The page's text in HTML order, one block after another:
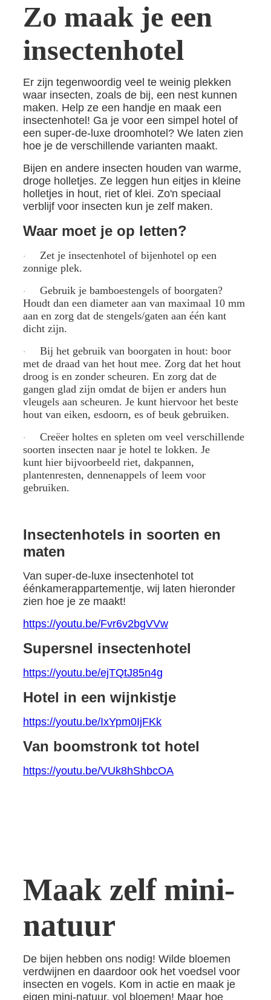
Zo maak je een
insectenhotel
Er zijn tegenwoordig veel te weinig plekken
waar insecten, zoals de bij, een nest kunnen
maken. Help ze een handje en maak een
insectenhotel! Ga je voor een simpel hotel of
een super-de-luxe droomhotel? We laten zien
hoe je de verschillende varianten maakt.
Bijen en andere insecten houden van warme,
droge holletjes. Ze leggen hun eitjes in kleine
holletjes in hout, riet of klei. Zo'n speciaal
verblijf voor insecten kun je zelf maken.
Waar moet je op letten?
· Zet je insectenhotel of bijenhotel op een
zonnige plek.
· Gebruik je bamboestengels of boorgaten?
Houdt dan een diameter aan van maximaal 10 mm
aan en zorg dat de stengels/gaten aan één kant
dicht zijn.
· Bij het gebruik van boorgaten in hout: boor
met de draad van het hout mee. Zorg dat het hout
droog is en zonder scheuren. En zorg dat de
gangen glad zijn omdat de bijen er anders hun
vleugels aan scheuren. Je kunt hiervoor het beste
hout van eiken, esdoorn, es of beuk gebruiken.
· Creëer holtes en spleten om veel verschillende
soorten insecten naar je hotel te lokken. Je
kunt hier bijvoorbeeld riet, dakpannen,
plantenresten, dennenappels of leem voor
gebruiken.
Insectenhotels in soorten en
maten
Van super-de-luxe insectenhotel tot
éénkamerappartementje, wij laten hieronder
zien hoe je ze maakt!
https://youtu.be/Fvr6v2bgVVw
Supersnel insectenhotel
https://youtu.be/ejTQtJ85n4g
Hotel in een wijnkistje
https://youtu.be/IxYpm0IjFKk
Van boomstronk tot hotel
https://youtu.be/VUk8hShbcOA
Maak zelf mini-
natuur
De bijen hebben ons nodig! Wilde bloemen
verdwijnen en daardoor ook het voedsel voor
insecten en vogels. Kom in actie en maak je
eigen mini-natuur, vol bloemen! Maar hoe